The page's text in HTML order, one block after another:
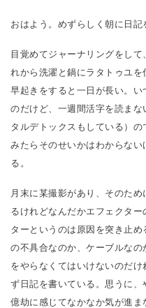
おはよう。めずらしく朝に日記
目覚めてジャーナリングをし
れから洗濯と鍋にラタトゥユを
早起きをすると一日が長い。
のだけど、一週間活字を読ま
タルデトックスもしている）
みたらそのせいかはわからな
る。
月末に某撮影があり、そのた
るけれどなんだかエフェクタ
ターというのは原因を突き止
の不具合なのか、ケーブルな
をやらなくてはいけないのだ
ず日記を書いている。思うに
億劫に感じてなかなか気が進